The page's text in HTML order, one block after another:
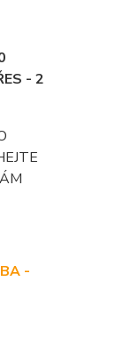
- 2
-